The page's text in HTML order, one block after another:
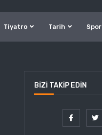
Tiyatro Tarih Spor
BIZI TAKIP EDIN